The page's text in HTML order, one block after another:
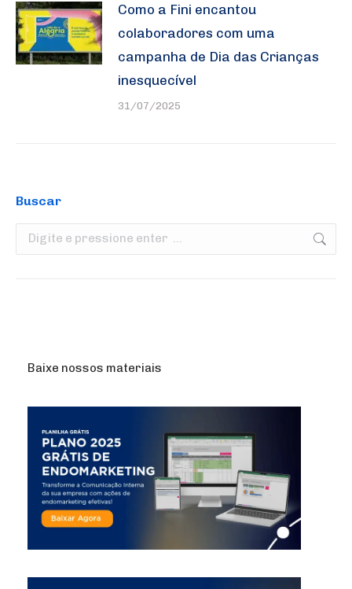
Como a Fini encantou
colaboradores com uma
campanha de Dia das Crianças
inesquecível
31/07/2025
Buscar
Search:
Baixe nossos materiais